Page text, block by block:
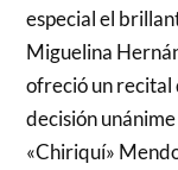
especial el
Miguelina
ofreció un recital
decisión
«Chiriquí»